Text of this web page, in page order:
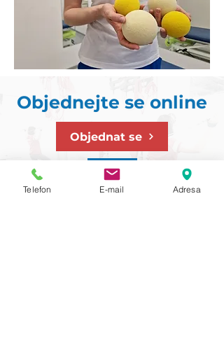
Objednejte se online
Objednat se
Máte dotaz? Volejte:
Telefon E-mail Adresa